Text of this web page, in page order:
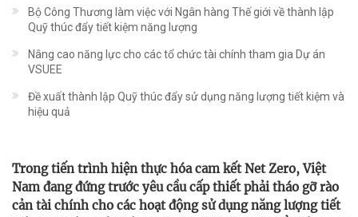
Bộ Công Thương làm việc với Ngân hàng Thế giới về thành lập
Quỹ thúc đẩy tiết kiệm năng lượng
Nâng cao năng lực cho các tổ chức tài chính tham gia Dự án
VSUEE
Đề xuất thành lập Quỹ thúc đẩy sử dụng năng lượng tiết kiệm và
hiệu quả
Trong tiến trình hiện thực hóa cam kết Net Zero, Việt
Nam đang đứng trước yêu cầu cấp thiết phải tháo gỡ rào
cản tài chính cho các hoạt động sử dụng năng lượng tiết